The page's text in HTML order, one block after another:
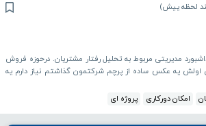
لحظه پیش)
مدیریتی مربوط به تحلیل رفتار مشتریان. درحوزه فروش
یه عکس ساده از پرچم شرکتمون گذاشتم نیاز دارم یه
امکان دورکاری پروژه ای